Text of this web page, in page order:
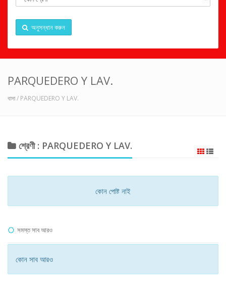
অনুসন্ধান করুন
PARQUEDERO Y LAV.
বাসা/ PARQUEDERO Y LAV.
শ্রেণী : PARQUEDERO Y LAV.
কোন পোষ্ট নাই
সমস্ত সাব আরও
কোন সাব আরও